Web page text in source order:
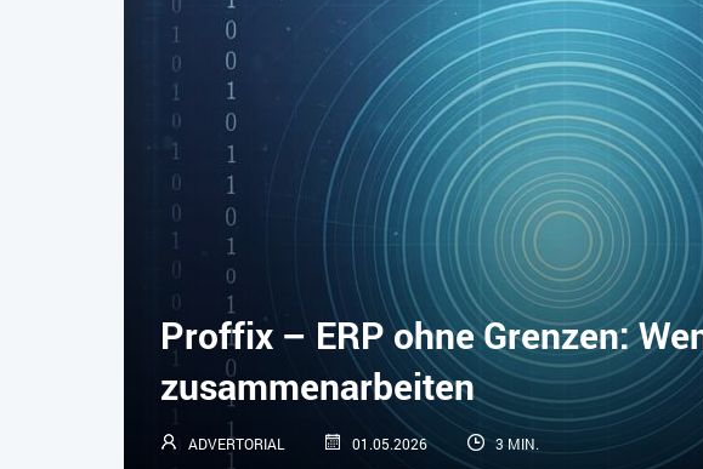
SOFTWAREENTWICKLUNG SWONET TRANSPORTLOGISTIK / LAGER
WEBDESIGN ZEITWIRTSCHAFT
Proffix – ERP ohne Grenzen:
zusammenarbeiten
ADVERTORIAL 01.05.2026 3 MIN.